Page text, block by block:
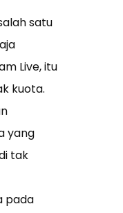
satu
Live, itu
kuota.
yang
tak
pada